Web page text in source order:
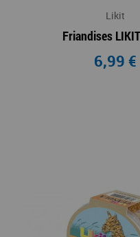
Likit
Friandises
6,99 €